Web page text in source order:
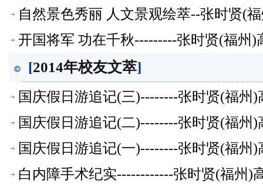
自然景色秀丽 人文景观绘萃--张时贤(
开国将军 功在千秋---------张时贤(福州)
[2014年校友文萃]
国庆假日游追记(三)--------张时贤(福州
国庆假日游追记(二)--------张时贤(福州
国庆假日游追记(一)--------张时贤(福州
白内障手术纪实------------张时贤(福州)